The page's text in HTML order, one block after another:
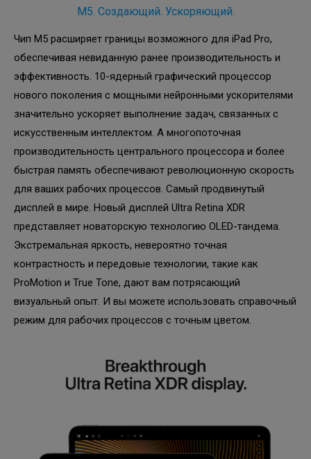
M5. Создающий. Ускоряющий.
Чип M5 расширяет границы возможного для iPad Pro,
обеспечивая невиданную ранее производительность и
эффективность. 10-ядерный графический процессор
нового поколения с мощными нейронными ускорителями
значительно ускоряет выполнение задач, связанных с
искусственным интеллектом. А многопоточная
производительность центрального процессора и более
быстрая память обеспечивают революционную скорость
для ваших рабочих процессов. Самый продвинутый
дисплей в мире. Новый дисплей Ultra Retina XDR
представляет новаторскую технологию OLED-тандема.
Экстремальная яркость, невероятно точная
контрастность и передовые технологии, такие как
ProMotion и True Tone, дают вам потрясающий
визуальный опыт. И вы можете использовать справочный
режим для рабочих процессов с точным цветом.